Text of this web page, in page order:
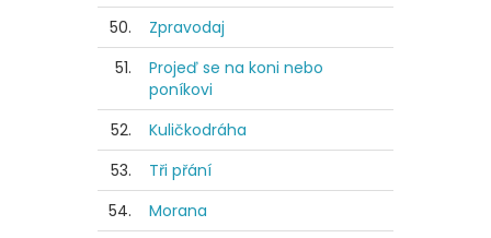
50.
Zpravodaj
51.
Projeď se na koni nebo
poníkovi
52.
Kuličkodráha
53.
Tři přání
54.
Morana